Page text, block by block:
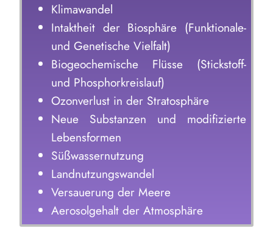
Klimawandel
Intaktheit der Biosphäre (Funktionale-
und Genetische Vielfalt)
Biogeochemische Flüsse (Stickstoff-
und Phosphorkreislauf)
Ozonverlust in der Stratosphäre
Neue Substanzen und modifizierte
Lebensformen
Süßwassernutzung
Landnutzungswandel
Versauerung der Meere
Aerosolgehalt der Atmosphäre